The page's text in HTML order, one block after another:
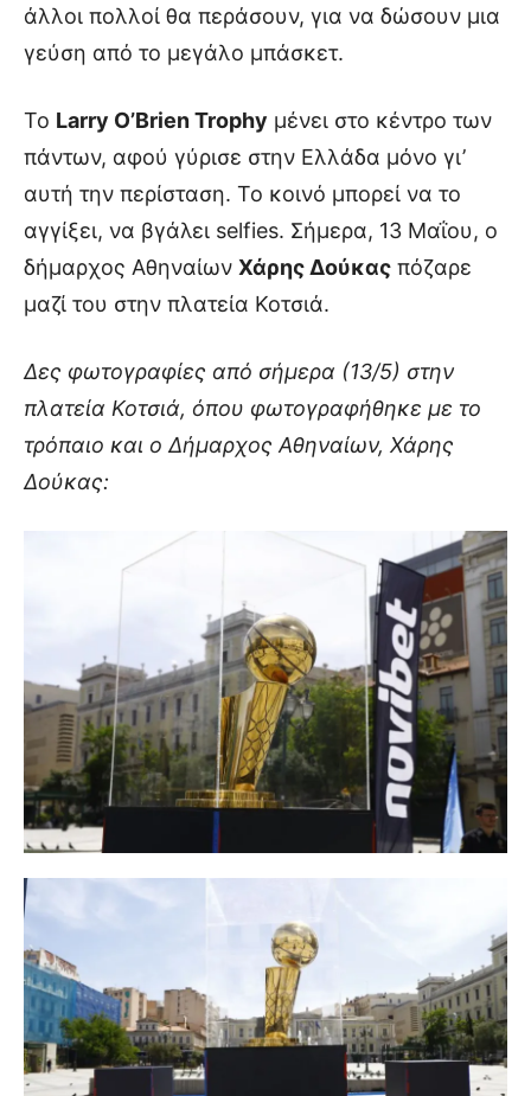
άλλοι πολλοί θα περάσουν, για να δώσουν μια
γεύση από το μεγάλο μπάσκετ.
Το Larry O’Brien Trophy μένει στο κέντρο των
πάντων, αφού γύρισε στην Ελλάδα μόνο γι’
αυτή την περίσταση. Το κοινό μπορεί να το
αγγίξει, να βγάλει selfies. Σήμερα, 13 Μαΐου, ο
δήμαρχος Αθηναίων Χάρης Δούκας πόζαρε
μαζί του στην πλατεία Κοτσιά.
Δες φωτογραφίες από σήμερα (13/5) στην
πλατεία Κοτσιά, όπου φωτογραφήθηκε με το
τρόπαιο και ο Δήμαρχος Αθηναίων, Χάρης
Δούκας: